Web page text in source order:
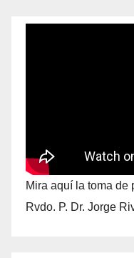
Mira aquí la toma de
Rvdo. P. Dr. Jorge